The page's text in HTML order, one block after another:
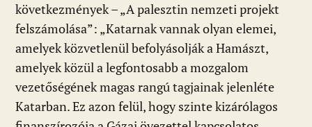
következmények – „A palesztin nemzeti projekt
felszámolása”: „Katarnak vannak olyan elemei,
amelyek közvetlenül befolyásolják a Hamászt,
amelyek közül a legfontosabb a mozgalom
vezetőségének magas rangú tagjainak jelenléte
Katarban. Ez azon felül, hogy szinte kizárólagos